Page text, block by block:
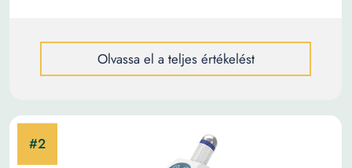
Olvassa el a teljes értékelést